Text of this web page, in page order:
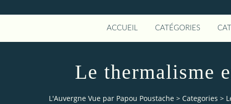
ACCUEIL CATÉGORIES
Le thermalisme
L'Auvergne Vue par Papou Poustache > Categories >